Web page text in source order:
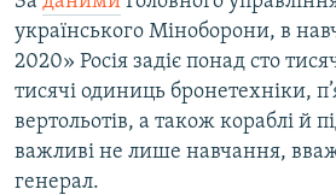
українського Міноборони, в
2020» Росія задіє понад сто
тисячі одиниць бронетехніки,
вертольотів, а також кораблі й
важливі не лише навчання,
генерал.